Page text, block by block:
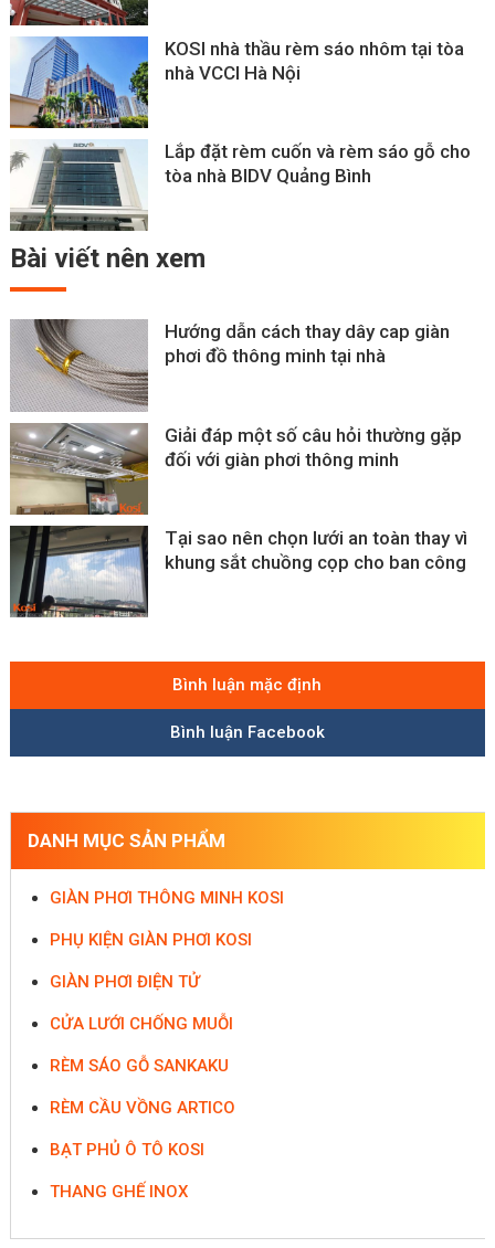
KOSI nhà thầu rèm sáo nhôm tại tòa
nhà VCCI Hà Nội
Lắp đặt rèm cuốn và rèm sáo gỗ cho
tòa nhà BIDV Quảng Bình
Bài viết nên xem
Hướng dẫn cách thay dây cap giàn
phơi đồ thông minh tại nhà
Giải đáp một số câu hỏi thường gặp
đối với giàn phơi thông minh
Tại sao nên chọn lưới an toàn thay vì
khung sắt chuồng cọp cho ban công
Bình luận mặc định
Bình luận Facebook
DANH MỤC SẢN PHẨM
GIÀN PHƠI THÔNG MINH KOSI
PHỤ KIỆN GIÀN PHƠI KOSI
GIÀN PHƠI ĐIỆN TỬ
CỬA LƯỚI CHỐNG MUỖI
RÈM SÁO GỖ SANKAKU
RÈM CẦU VỒNG ARTICO
BẠT PHỦ Ô TÔ KOSI
THANG GHẾ INOX